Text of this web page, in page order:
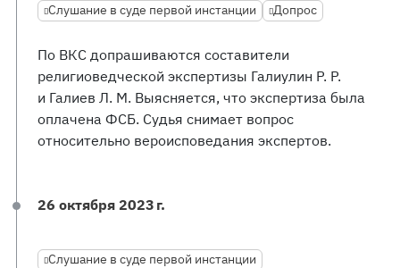
Слушание в суде первой инстанции Допрос
По ВКС допрашиваются составители
религиоведческой экспертизы Галиулин Р. Р.
и Галиев Л. М. Выясняется, что экспертиза была
оплачена ФСБ. Судья снимает вопрос
относительно вероисповедания экспертов.
26 октября 2023 г.
Слушание в суде первой инстанции